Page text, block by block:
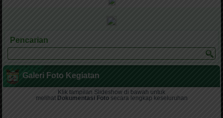
Pencarian
Galeri Foto Kegiatan
Klik tampilan Slideshow di bawah untuk
melihat Dokumentasi Fotosecara lengkap keseluruhan